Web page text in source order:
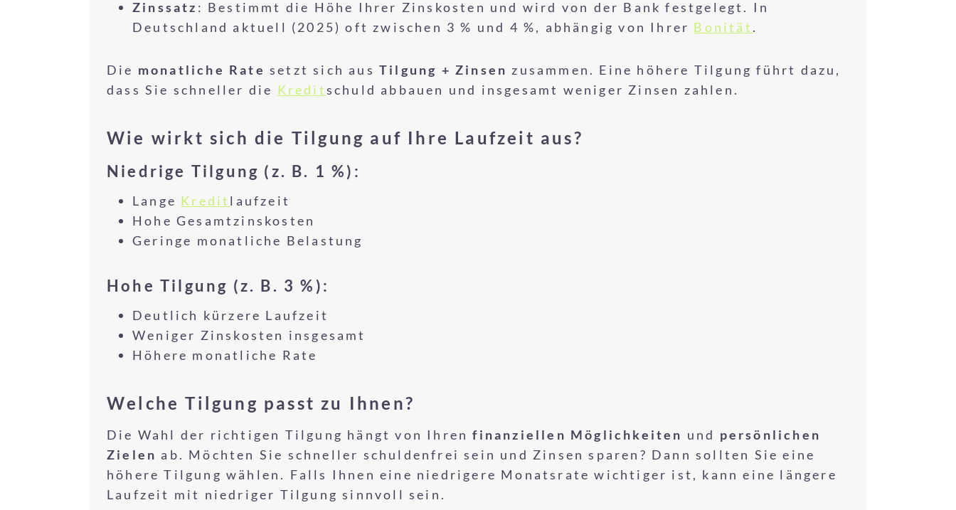
Zinssatz : Bestimmt die Höhe Ihrer Zinskosten und wird von der Bank festgelegt. In
Deutschland aktuell (2025) oft zwischen 3 % und 4 %, abhängig von Ihrer Bonität .
Die monatliche Rate setzt sich ausTilgung + Zinsen zusammen. Eine höhere Tilgung führt dazu,
dass Sie schneller die Kreditschuld abbauen und insgesamt weniger Zinsen zahlen.
Wie wirkt sich die Tilgung auf Ihre Laufzeit aus?
Niedrige Tilgung (z. B. 1 %):
Lange Kredit laufzeit
Hohe Gesamtzinskosten
Geringe monatliche Belastung
Hohe Tilgung (z. B. 3 %):
Deutlich kürzere Laufzeit
Weniger Zinskosten insgesamt
Höhere monatliche Rate
Welche Tilgung passt zu Ihnen?
Die Wahl der richtigen Tilgung hängt von Ihrenfinanziellen Möglichkeiten und persönlichen
Zielen ab. Möchten Sie schneller schuldenfrei sein und Zinsen sparen? Dann sollten Sie eine
höhere Tilgung wählen. Falls Ihnen eine niedrigere Monatsrate wichtiger ist, kann eine längere
Laufzeit mit niedriger Tilgung sinnvoll sein.